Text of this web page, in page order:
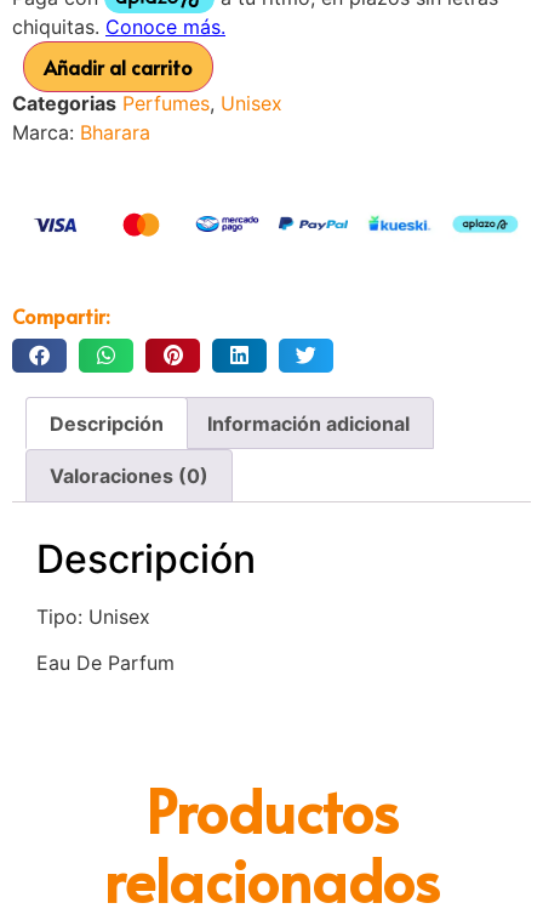
Añadir al carrito
Categorias Perfumes, Unisex
Marca: Bharara
Compartir:
Descripción Información adicional
Valoraciones (0)
Descripción
Tipo: Unisex
Eau De Parfum
Productos
relacionados